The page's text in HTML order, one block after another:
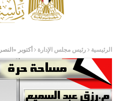
الرئيسية رئيس مجلس الإدارة أكتوبر